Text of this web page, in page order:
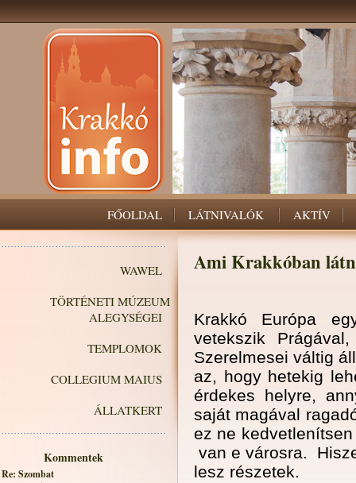
FŐOLDAL LÁTNIVALÓK AKTÍV
WAWEL
TÖRTÉNETI MÚZEUM
ALEGYSÉGEI
TEMPLOMOK
COLLEGIUM MAIUS
ÁLLATKERT
Kommentek
Re: Szombat
Ami Krakkóban
Krakkó Európa
vetekszik
Szerelmesei váltig
az, hogy hetekig
érdekes helyre,
saját magával
ez ne
van e városra.
lesz részetek.